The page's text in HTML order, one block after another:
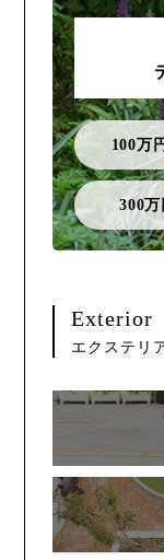
100万
300
Exterior
エクステリ